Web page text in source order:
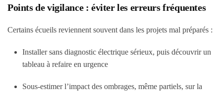
Points de vigilance : éviter les erreurs fréquentes
Certains écueils reviennent souvent dans les projets mal préparés :
Installer sans diagnostic électrique sérieux, puis découvrir un
tableau à refaire en urgence
Sous-estimer l’impact des ombrages, même partiels, sur la